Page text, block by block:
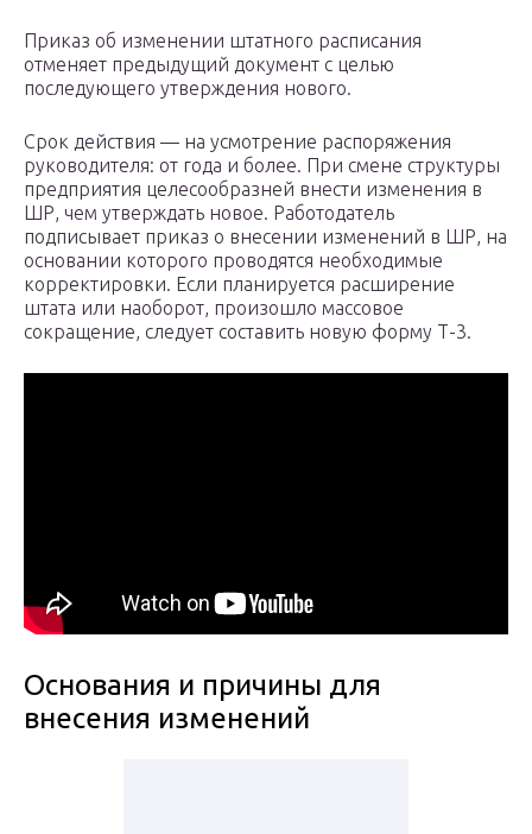
Приказ об изменении штатного расписания
отменяет предыдущий документ с целью
последующего утверждения нового.
Срок действия — на усмотрение распоряжения
руководителя: от года и более. При смене структуры
предприятия целесообразней внести изменения в
ШР, чем утверждать новое. Работодатель
подписывает приказ о внесении изменений в ШР, на
основании которого проводятся необходимые
корректировки. Если планируется расширение
штата или наоборот, произошло массовое
сокращение, следует составить новую форму Т-3.
Основания и причины для
внесения изменений